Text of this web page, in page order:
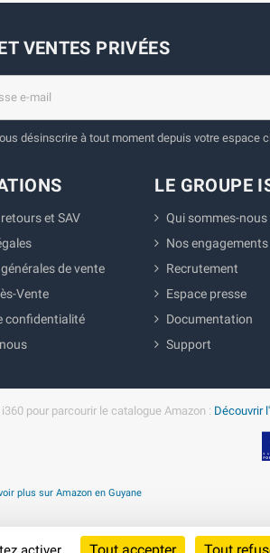
VENTES PRIVÉES
désinscrire à tout moment depuis votre espace
et SAV
de vente
Vente
confidentialité
LE GROUPE
Qui sommes-nous
Nos engagements
Recrutement
Espace presse
Documentation
Support
pour parcourir le catalogue Amazon : Découvrir
plus sur Amazon en Guyane